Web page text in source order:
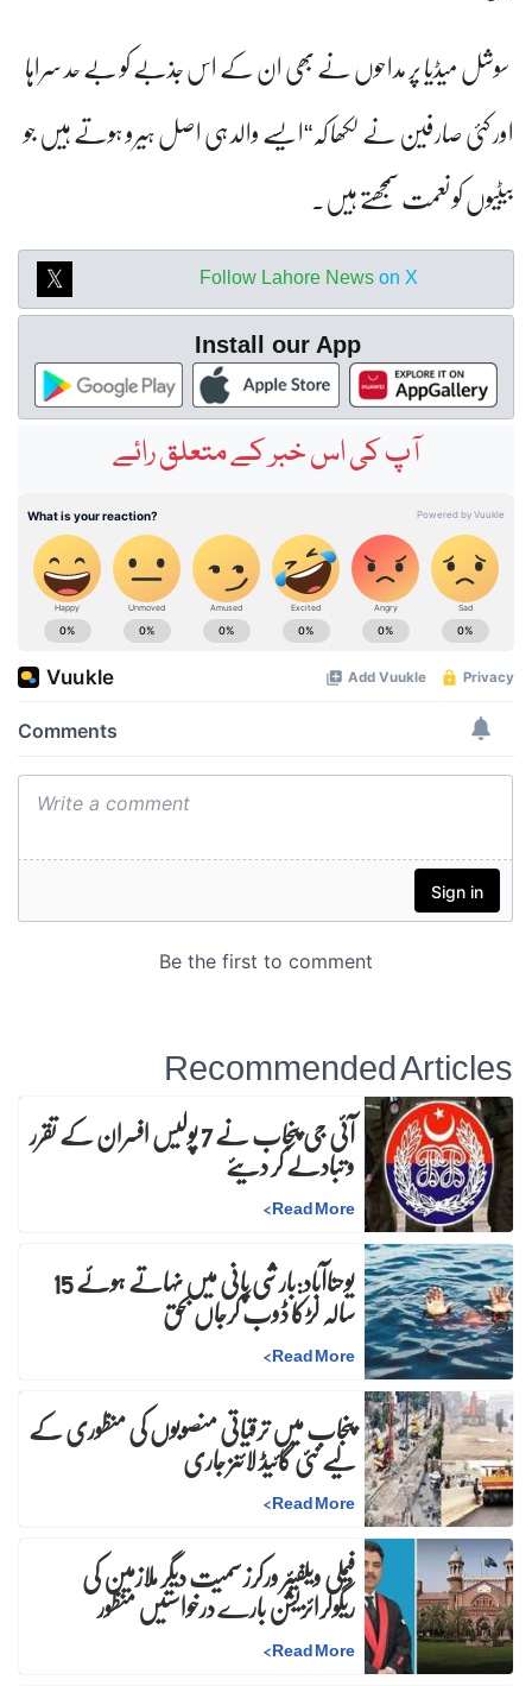
سوشل میڈیا پر مداحوں نے بھی ان کے اس جذبے کو بے حد سراہا
اور کئی صارفین نے لکھا کہ“ایسے والد ہی اصل ہیرو ہوتے ہیں جو
بیٹیوں کو نعمت سمجھتے ہیں۔
Follow Lahore News on X
Install our App
آپ کی اس خبر کے متعلق رائے
Recommended Articles
آئی جی پنجاب نے 7 پولیس افسران کے تقرر و تبادلے کر دیئے
Read More
>
یوحناآباد:بارشی پانی میں نہاتے ہوئے 15 سالہ لڑکا ڈوب کرجاں بحق
Read More
>
پنجاب میں ترقیاتی منصوبوں کی منظوری کے
لیے نئی گائیڈ لائنز جاری
Read More
>
فیملی ویلفیئر ورکرز سمیت دیگر ملازمین کی
ریگولرائزیشن بارے درخواستیں منظور
Read More
>